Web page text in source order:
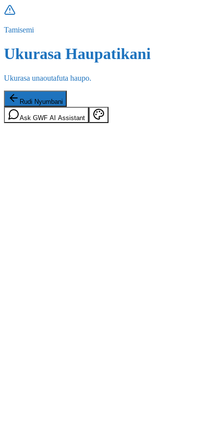
Tamisemi
Ukurasa Haupatikani
Ukurasa unaoutafuta haupo.
Rudi Nyumbani
Ask GWF AI Assistant